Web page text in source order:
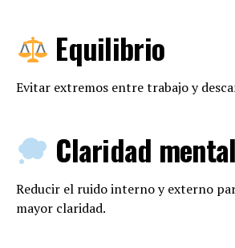
Equilibrio
Evitar extremos entre trabajo y
Claridad mental
Reducir el ruido interno y externo
mayor claridad.